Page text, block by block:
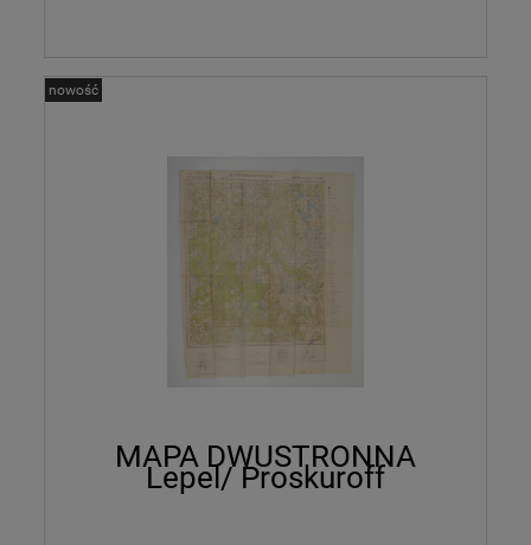
MAPA DWUSTRONNA
Lepel/ Proskuroff
nowość